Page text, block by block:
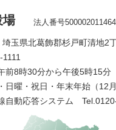
場 法人番号
玉県北葛飾郡杉戸町清地2
前8時30分から午後5時15分
日曜・祝日・年末年始（12
自動応答システム